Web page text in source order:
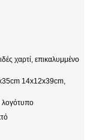
χαρτί, επικαλυμμένο
14x12x39cm,
λογότυπο